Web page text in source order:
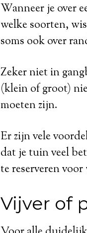
Wanneer je over
welke soorten,
soms ook over
Zeker niet in
(klein of groot)
moeten zijn.
Er zijn vele
dat je tuin veel
te reserveren
Vijver of